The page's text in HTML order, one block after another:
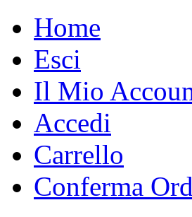
Home
Esci
Il Mio
Accedi
Carrello
Conferma